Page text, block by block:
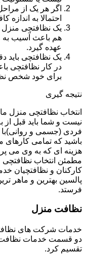
اگر هر یک از
احتمالا به اندازه
یک نظافتچی منزل
هم باعث آسیب به
عهده گیرد.
یک نظافتچی باید
در کار نظافتچی
برای خود شخص
نتیجه گیری
انتخاب نظافتچی منزل
نیست و شما باید قبل از
فردی (جسمی و روانی)با
باشید که تمامی کارهای
هزینه ای که به وی می
مطمئن انتخاب نظافتچی
کارکنان و نظافتچیان
پالسین بهترین و ماهر
فرستد.
نظافت منزل
خدمات شرکت های
دو قسمت خدمات نظافت
تقسیم کرد.